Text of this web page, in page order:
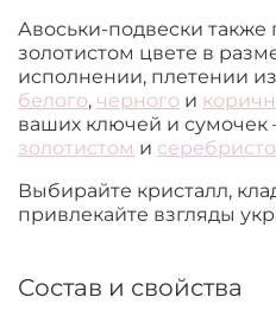
Авоськи-подвески также
золотистом цвете в
исполнении, плетении
белого, черного и
ваших ключей и сумочек
золотистом и
Выбирайте кристалл,
привлекайте взгляды
Состав и свойства